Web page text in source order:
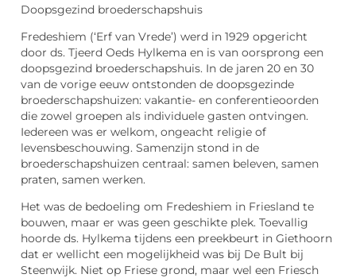
Doopsgezind broederschapshuis
Fredeshiem (‘Erf van Vrede’) werd in 1929 opgericht
door ds. Tjeerd Oeds Hylkema en is van oorsprong een
doopsgezind broederschapshuis. In de jaren 20 en 30
van de vorige eeuw ontstonden de doopsgezinde
broederschapshuizen: vakantie- en conferentieoorden
die zowel groepen als individuele gasten ontvingen.
Iedereen was er welkom, ongeacht religie of
levensbeschouwing. Samenzijn stond in de
broederschapshuizen centraal: samen beleven, samen
praten, samen werken.
Het was de bedoeling om Fredeshiem in Friesland te
bouwen, maar er was geen geschikte plek. Toevallig
hoorde ds. Hylkema tijdens een preekbeurt in Giethoorn
dat er wellicht een mogelijkheid was bij De Bult bij
Steenwijk. Niet op Friese grond, maar wel een Friesch